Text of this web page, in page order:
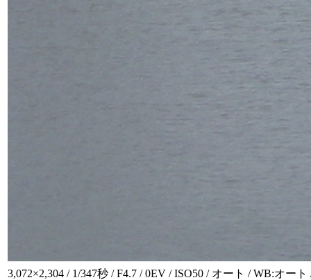
3,072×2,304 / 1/347秒 / F4.7 / 0EV / ISO50 / オート / WB:オート